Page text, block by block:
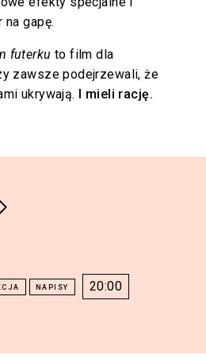
20:00
gapę.
futerku to film dla
zawsze podejrzewali, że
ukrywają. I mieli rację.